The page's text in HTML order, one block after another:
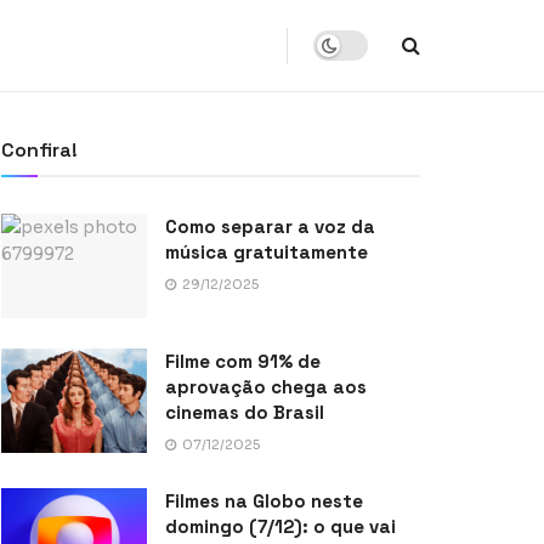
Confira!
Como separar a voz da
música gratuitamente
29/12/2025
Filme com 91% de
aprovação chega aos
cinemas do Brasil
07/12/2025
Filmes na Globo neste
domingo (7/12): o que vai